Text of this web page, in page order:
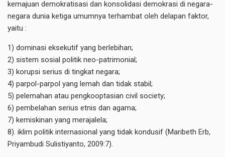
kemajuan demokratisasi dan konsolidasi demokrasi di negara-
negara dunia ketiga umumnya terhambat oleh delapan faktor,
yaitu :
1) dominasi eksekutif yang berlebihan;
2) sistem sosial politik neo-patrimonial;
3) korupsi serius di tingkat negara;
4) parpol-parpol yang lemah dan tidak stabil;
5) pelemahan atau pengkooptasian civil society;
6) pembelahan serius etnis dan agama;
7) kemiskinan yang merajalela;
8). iklim politik internasional yang tidak kondusif (Maribeth Erb,
Priyambudi Sulistiyanto, 2009:7).